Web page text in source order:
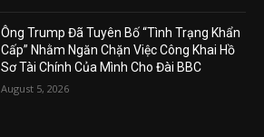
Ông Trump Đã Tuyên Bố “Tình Trạng Khẩn
Cấp” Nhằm Ngăn Chặn Việc Công Khai Hồ
Sơ Tài Chính Của Mình Cho Đài BBC
August 5, 2026